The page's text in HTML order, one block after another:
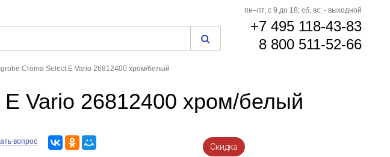
пн–пт, с 9 до 18; сб, вс: - выходной
+7 495 118-43-83
8 800 511-52-66
Croma Select E Vario 26812400 хром/белый
Vario 26812400 хром/белый
вопрос
Скидка